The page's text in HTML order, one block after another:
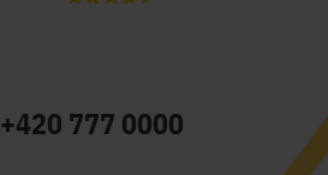
+420 777 0000